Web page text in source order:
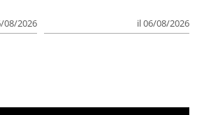
08/2026 il 06/08/2026